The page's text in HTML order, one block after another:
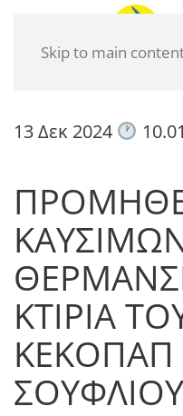
Skip to main
13 Δεκ 2024 10.01
ΚΤΙΡΙΑ
ΣΟΥΦΛΙΟΥ